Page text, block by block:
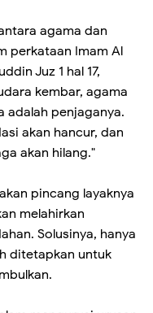
agama dan
perkataan Imam Al
Juz 1 hal 17,
kembar, agama
adalah penjaganya.
akan hancur, dan
akan hilang."
pincang layaknya
melahirkan
Solusinya, hanya
ditetapkan untuk